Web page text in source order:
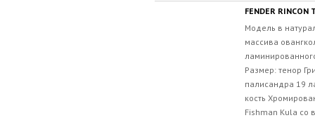
FENDER RINCON
Модель в
массива
Размер: тенор
палисандра 19
кость
Fishman Kula со